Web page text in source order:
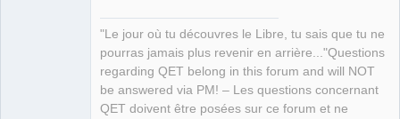
"Le jour où tu découvres le Libre, tu sais que tu ne
pourras jamais plus revenir en arrière..."Questions
regarding QET belong in this forum and will NOT
be answered via PM! – Les questions concernant
QET doivent être posées sur ce forum et ne